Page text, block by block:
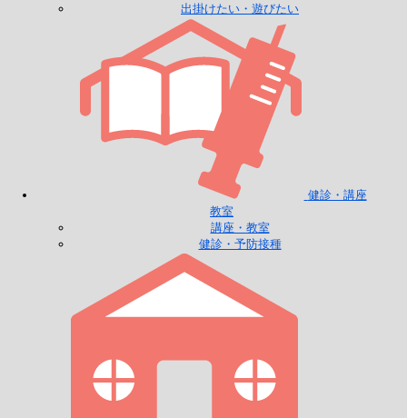
出掛けたい・遊びたい
健診・講座
教室
講座・教室
健診・予防接種